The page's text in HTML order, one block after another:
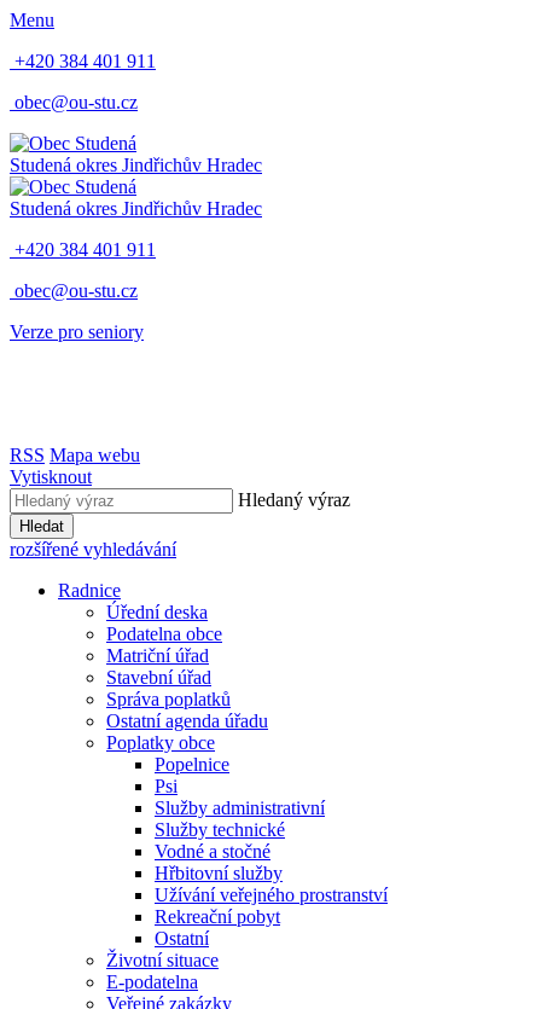
Menu
+420 384 401 911
obec@ou-stu.cz
Studená okres Jindřichův Hradec
Studená okres Jindřichův Hradec
+420 384 401 911
obec@ou-stu.cz
Verze pro seniory
RSS Mapa webu
Vytisknout
Hledaný výraz
Hledat
rozšířené vyhledávání
Radnice
Úřední deska
Podatelna obce
Matriční úřad
Stavební úřad
Správa poplatků
Ostatní agenda úřadu
Poplatky obce
Popelnice
Psi
Služby administrativní
Služby technické
Vodné a stočné
Hřbitovní služby
Užívání veřejného prostranství
Rekreační pobyt
Ostatní
Životní situace
E-podatelna
Veřejné zakázky